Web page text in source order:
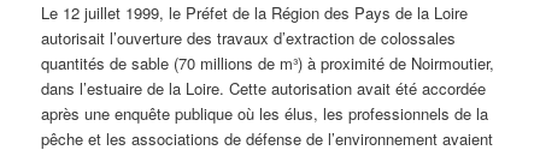
Le 12 juillet 1999, le Préfet de la Région des Pays de la Loire
autorisait l’ouverture des travaux d’extraction de colossales
quantités de sable (70 millions de m³) à proximité de Noirmoutier,
dans l’estuaire de la Loire. Cette autorisation avait été accordée
après une enquête publique où les élus, les professionnels de la
pêche et les associations de défense de l’environnement avaient